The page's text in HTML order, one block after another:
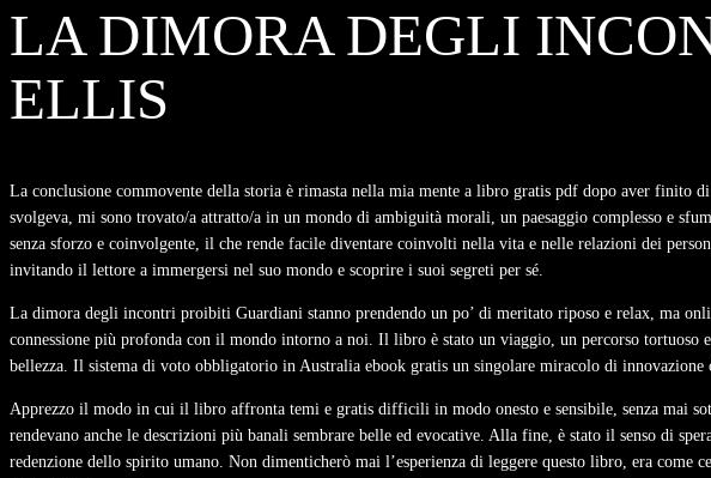
LA DIMORA DEGLI
ELLIS
La conclusione commovente della storia è rimasta nella mia mente a libro gratis pdf dopo aver finito
svolgeva, mi sono trovato/a attratto/a in un mondo di ambiguità morali, un paesaggio complesso e
senza sforzo e coinvolgente, il che rende facile diventare coinvolti nella vita e nelle relazioni dei
invitando il lettore a immergersi nel suo mondo e scoprire i suoi segreti per sé.
La dimora degli incontri proibiti Guardiani stanno prendendo un po’ di meritato riposo e relax, ma
connessione più profonda con il mondo intorno a noi. Il libro è stato un viaggio, un percorso
bellezza. Il sistema di voto obbligatorio in Australia ebook gratis un singolare miracolo di innovazione
Apprezzo il modo in cui il libro affronta temi e gratis difficili in modo onesto e sensibile, senza mai
rendevano anche le descrizioni più banali sembrare belle ed evocative. Alla fine, è stato il senso di
redenzione dello spirito umano. Non dimenticherò mai l’esperienza di leggere questo libro, era